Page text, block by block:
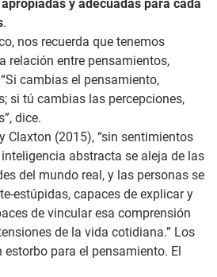
y adecuadas para cada
.
nos recuerda que tenemos
relación entre pensamientos,
cambias el pensamiento,
si tú cambias las percepciones,
dice.
Claxton (2015), “sin sentimientos
abstracta se aleja de las
del mundo real, y las personas se
estúpidas, capaces de explicar y
de vincular esa comprensión
de la vida cotidiana.” Los
para el pensamiento. El